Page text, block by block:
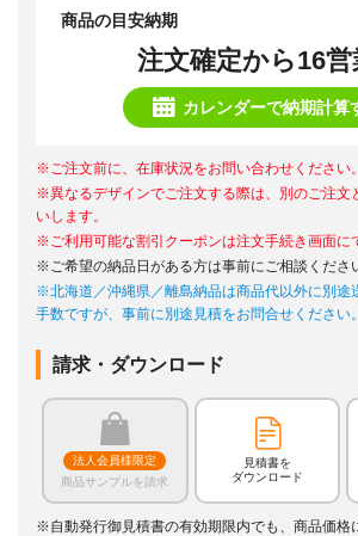
商品の目安納期
注文確定から16営
カレンダーで納期計算
※ご注文前に、在庫状況をお問い合わせください。
※異なるデザインでご注文する際は、別のご注文
いします。
※ご利用可能な割引クーポンは注文手続き画面に
※ご希望の納品日がある方は事前にご相談くださ
※北海道／沖縄県／離島納品は商品代以外に別途
手数ですが、事前に別途見積をお問合せください。
請求・ダウンロード
法人会員様限定
商品サンプルを請求
見積書を
ダウンロード
※自動発行御見積書の有効期限内でも、商品価格